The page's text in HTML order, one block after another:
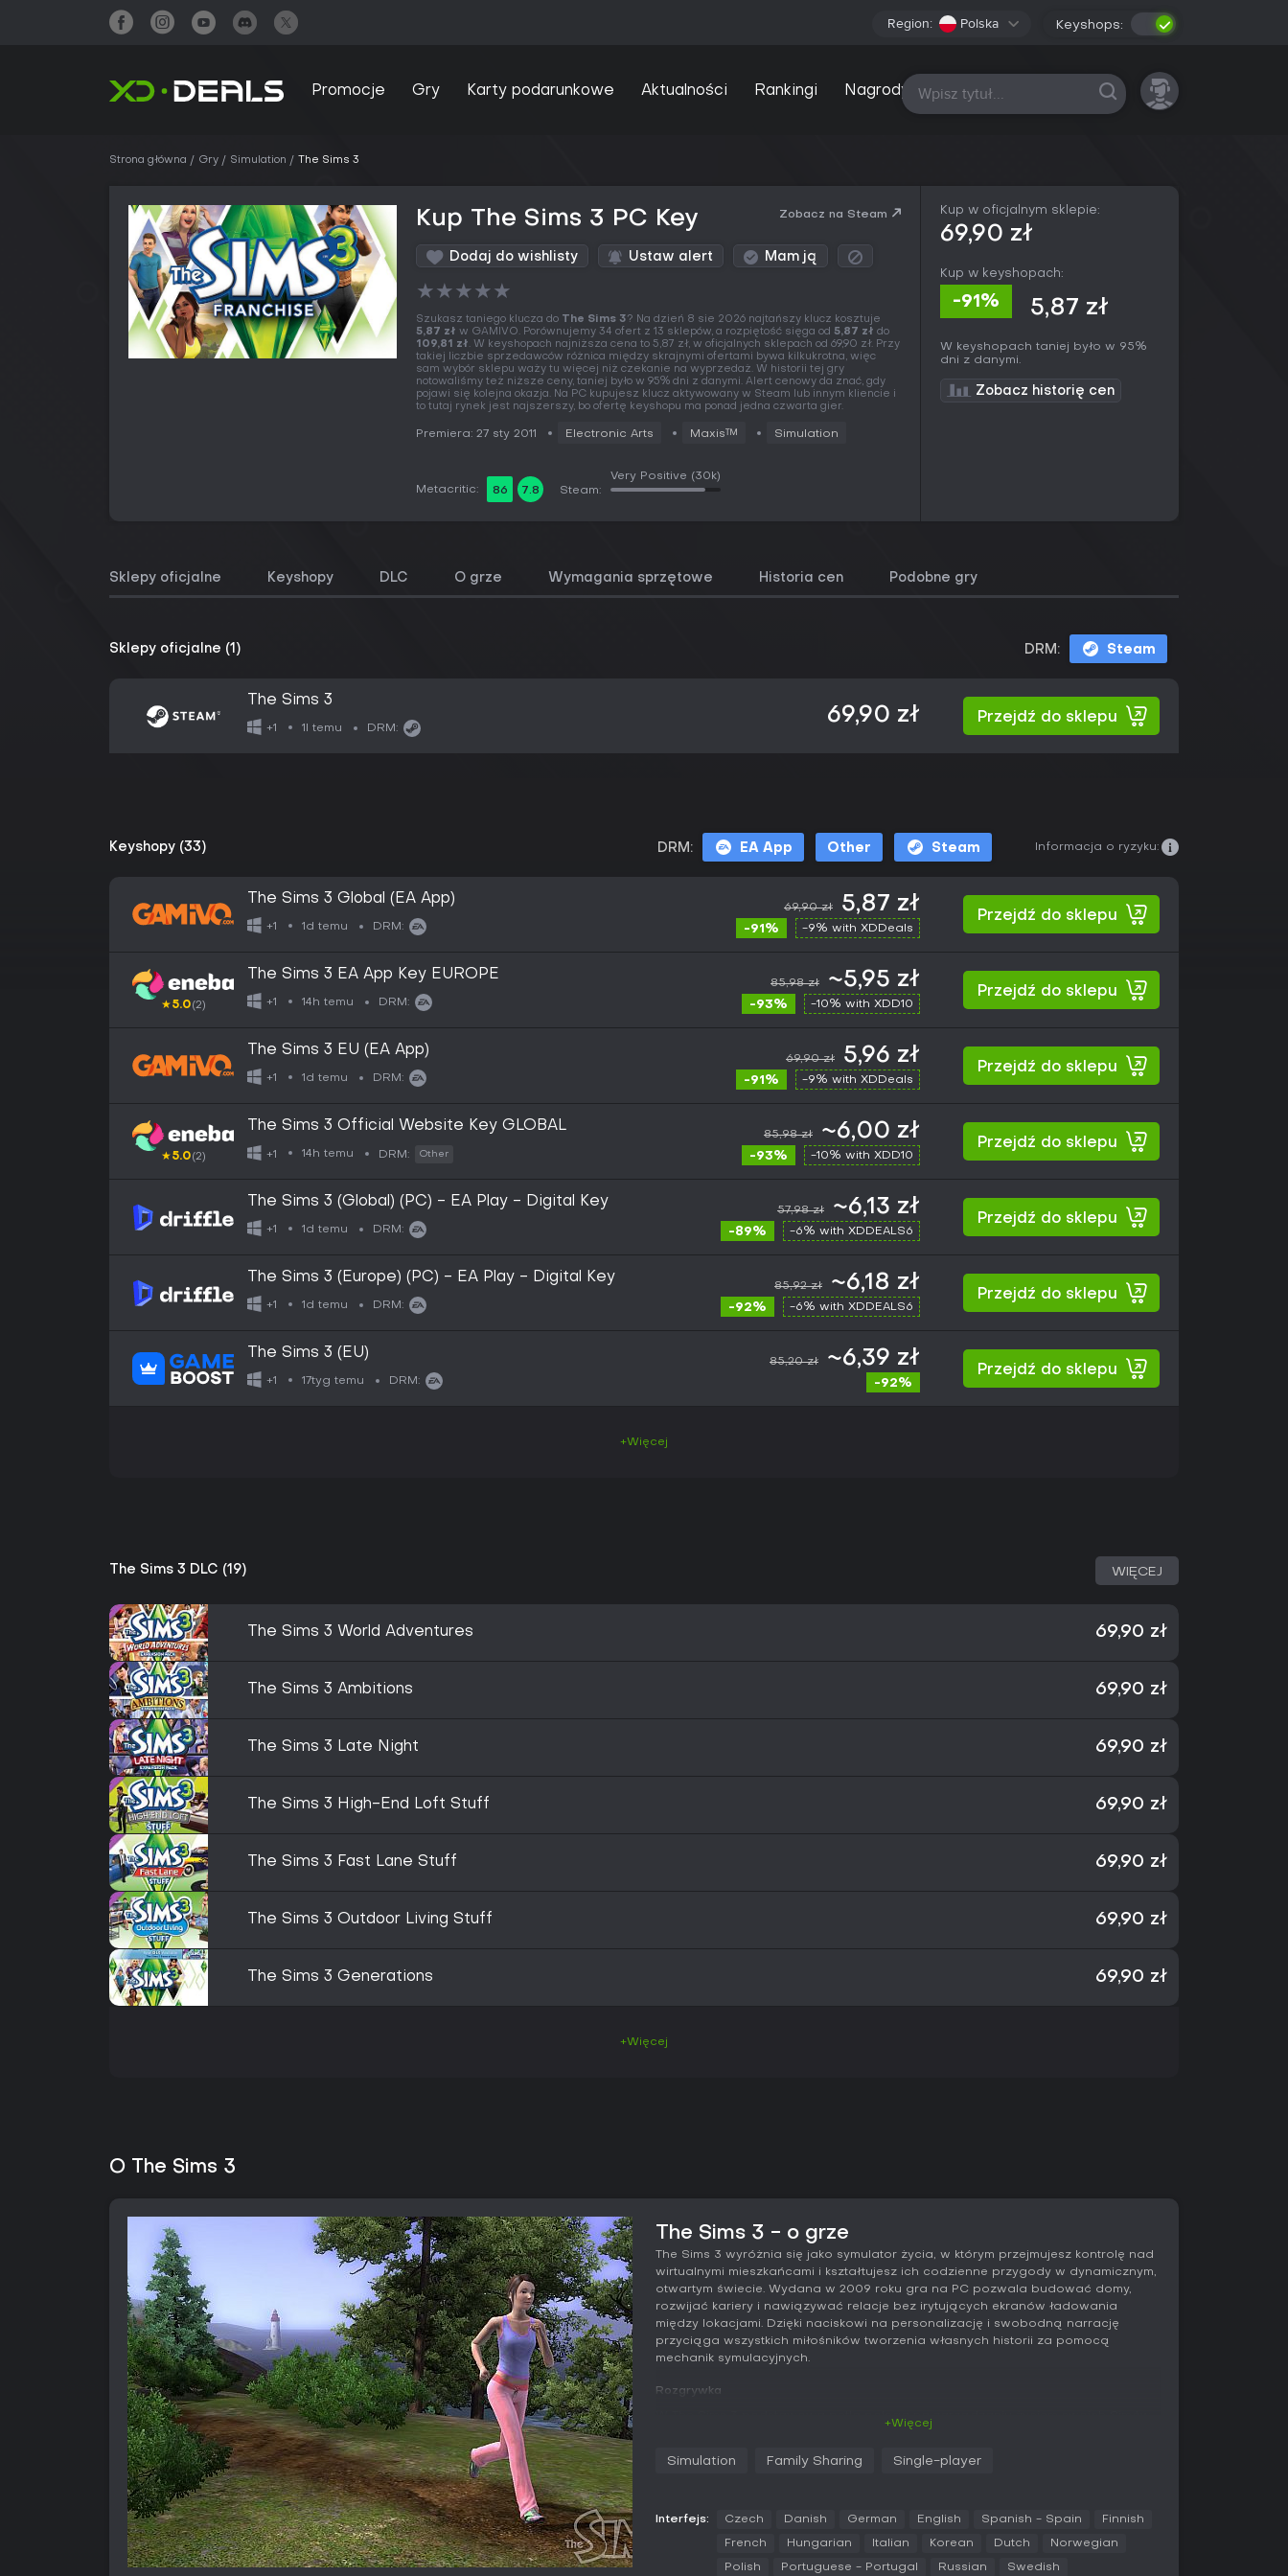
Region: Polska Keyshops:
Promocje Gry Karty podarunkowe Aktualności Rankingi Nagrody Wszystkie platformy
Strona główna Gry Simulation The Sims 3
Kup The Sims 3 PC Key Zobacz na Steam
Dodaj do wishlisty Ustaw alert Mam ją
★★★★★
Szukasz taniego klucza do The Sims 3? Na dzień 8 sie 2026 najtańszy klucz kosztuje
5,87 zł w GAMIVO. Porównujemy 34 ofert z 13 sklepów, a rozpiętość sięga od 5,87 zł do
109,81 zł. W keyshopach najniższa cena to 5,87 zł, w oficjalnych sklepach od 69,90 zł. Przy
takiej liczbie sprzedawców różnica między skrajnymi ofertami bywa kilkukrotna, więc
sam wybór sklepu waży tu więcej niż czekanie na wyprzedaż. W historii tej gry
notowaliśmy też niższe ceny, taniej było w 95% dni z danymi. Alert cenowy da znać, gdy
pojawi się kolejna okazja. Na PC kupujesz klucz aktywowany w Steam lub innym kliencie i
to tutaj rynek jest najszerszy, bo ofertę keyshopu ma ponad jedna czwarta gier.
Premiera: 27 sty 2011 Electronic Arts Maxis™ Simulation
Metacritic: 86 7.8 Steam:
Very Positive (30k)
Kup w oficjalnym sklepie:
69,90 zł
Kup w keyshopach:
-91% 5,87 zł
W keyshopach taniej było w 95%
dni z danymi.
Zobacz historię cen
Sklepy oficjalne Keyshopy DLC O grze Wymagania sprzętowe Historia cen Podobne gry
Sklepy oficjalne (1) DRM: Steam
The Sims 3
+1 1l temu DRM:
69,90 zł Przejdź do sklepu
Keyshopy (33) DRM: EA App Other Steam Informacja o ryzyku:
The Sims 3 Global (EA App)
+1 1d temu DRM:
69,90 zł 5,87 zł
-91% -9% with XDDeals
Przejdź do sklepu
★5.0(2)
The Sims 3 EA App Key EUROPE
+1 14h temu DRM:
85,98 zł ~5,95 zł
-93% -10% with XDD10
Przejdź do sklepu
The Sims 3 EU (EA App)
+1 1d temu DRM:
69,90 zł 5,96 zł
-91% -9% with XDDeals
Przejdź do sklepu
★5.0(2)
The Sims 3 Official Website Key GLOBAL
+1 14h temu DRM: Other
85,98 zł ~6,00 zł
-93% -10% with XDD10
Przejdź do sklepu
The Sims 3 (Global) (PC) - EA Play - Digital Key
+1 1d temu DRM:
57,98 zł ~6,13 zł
-89% -6% with XDDEALS6
Przejdź do sklepu
The Sims 3 (Europe) (PC) - EA Play - Digital Key
+1 1d temu DRM:
85,92 zł ~6,18 zł
-92% -6% with XDDEALS6
Przejdź do sklepu
The Sims 3 (EU)
+1 17tyg temu DRM:
85,20 zł ~6,39 zł
-92%
Przejdź do sklepu
+Więcej
The Sims 3 DLC (19) WIĘCEJ
The Sims 3 World Adventures 69,90 zł
The Sims 3 Ambitions 69,90 zł
The Sims 3 Late Night 69,90 zł
The Sims 3 High-End Loft Stuff 69,90 zł
The Sims 3 Fast Lane Stuff 69,90 zł
The Sims 3 Outdoor Living Stuff 69,90 zł
The Sims 3 Generations 69,90 zł
+Więcej
O The Sims 3
The Sims 3 - o grze
The Sims 3 wyróżnia się jako symulator życia, w którym przejmujesz kontrolę nad
wirtualnymi mieszkańcami i kształtujesz ich codzienne przygody w dynamicznym,
otwartym świecie. Wydana w 2009 roku gra na PC pozwala budować domy,
rozwijać kariery i nawiązywać relacje bez irytujących ekranów ładowania
między lokacjami. Dzięki naciskowi na personalizację i swobodną narrację
przyciąga wszystkich miłośników tworzenia własnych historii za pomocą
mechanik symulacyjnych.
Rozgrywka
od codziennych rutyn po długoterminowe cele. Zaczynasz od Create-a-Sim, by
niemowląt po seniorów. Do pięciu cech na Sima wpływa na zachowanie w
eksplorują, odwiedzają publiczne place jak parki czy siłownie, a także rozwijają
umiejętności takie jak gotowanie, malowanie czy wędkowanie. Każda
+Więcej
Simulation Family Sharing Single-player
Interfejs: Czech Danish German English Spanish - Spain Finnish
French Hungarian Italian Korean Dutch Norwegian
Polish Portuguese - Portugal Russian Swedish